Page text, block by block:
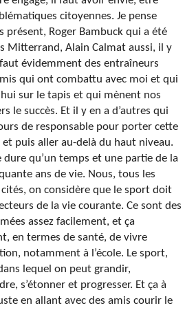
citoyennes. Je pense
présent, Roger Bambuck qui a été
Mitterrand, Alain Calmat aussi, il y
évidemment des entraîneurs
qui ont combattu avec moi et qui
sur le tapis et qui mènent nos
le succès. Et il y en a d’autres qui
de responsable pour porter cette
puis aller au-delà du haut niveau.
dure qu’un temps et une partie de la
ans de vie. Nous, tous les
on considère que le sport doit
de la vie courante. Ce sont des
assez facilement, et ça
en termes de santé, de vivre
notamment à l’école. Le sport,
lequel on peut grandir,
s’étonner et progresser. Et ça à
en allant avec des amis courir le